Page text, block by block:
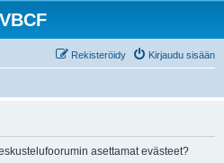
VBCF
Kirjaudu sisään
Rekisteröidy
asettamat evästeet?